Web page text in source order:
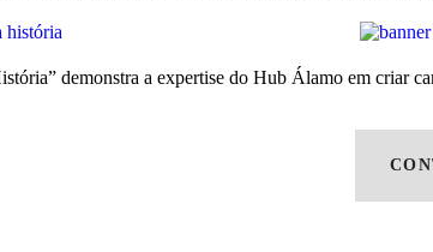
demonstra a expertise do Hub Álamo em criar